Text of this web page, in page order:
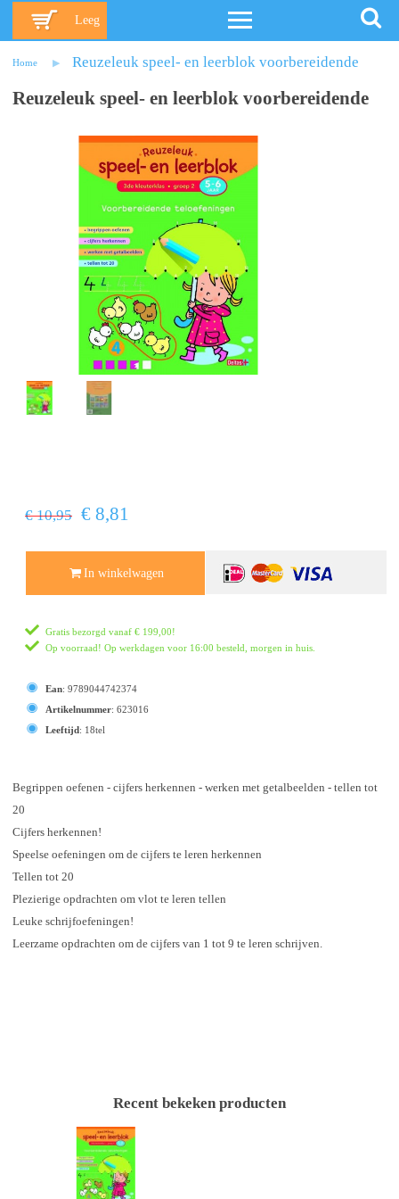
Leeg
Home Reuzeleuk speel- en leerblok voorbereidende
Reuzeleuk speel- en leerblok voorbereidende
€ 10,95 € 8,81
In winkelwagen
Gratis bezorgd vanaf € 199,00!
Op voorraad! Op werkdagen voor 16:00 besteld, morgen in huis.
Ean: 9789044742374
Artikelnummer: 623016
Leeftijd: 18tel
Begrippen oefenen - cijfers herkennen - werken met getalbeelden - tellen tot
20
Cijfers herkennen!
Speelse oefeningen om de cijfers te leren herkennen
Tellen tot 20
Plezierige opdrachten om vlot te leren tellen
Leuke schrijfoefeningen!
Leerzame opdrachten om de cijfers van 1 tot 9 te leren schrijven.
Recent bekeken producten